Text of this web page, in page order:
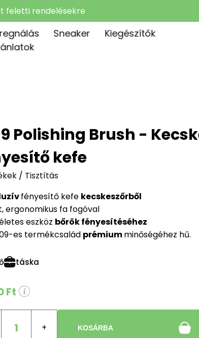
feletti rendelésekre
Sneaker
Kiegészítők
Polishing Brush -
kefe
/ Tisztítás
fényesítő kefe kecskeszőrből
ergonomikus fa fogóval
eszköz bőrök fényesítéséhez
es termékcsalád prémiumminőségéhez hű.
táska
Ft
1 KOSÁRBA